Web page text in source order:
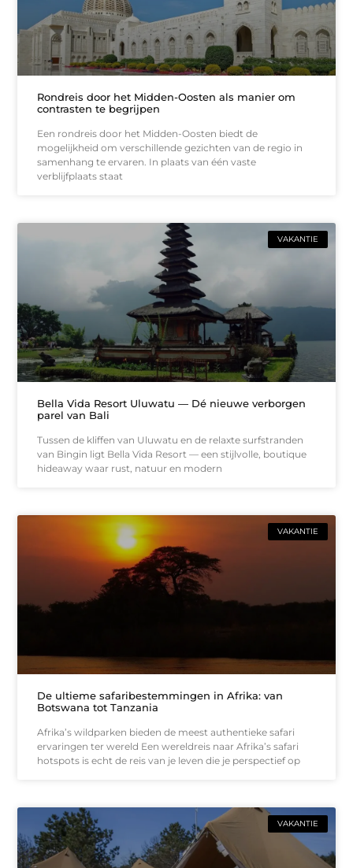
Rondreis door het Midden-Oosten als manier om
contrasten te begrijpen
Een rondreis door het Midden-Oosten biedt de
mogelijkheid om verschillende gezichten van de regio in
samenhang te ervaren. In plaats van één vaste
verblijfplaats staat
VAKANTIE
Bella Vida Resort Uluwatu — Dé nieuwe verborgen
parel van Bali
Tussen de kliffen van Uluwatu en de relaxte surfstranden
van Bingin ligt Bella Vida Resort — een stijlvolle, boutique
hideaway waar rust, natuur en modern
VAKANTIE
De ultieme safaribestemmingen in Afrika: van
Botswana tot Tanzania
Afrika’s wildparken bieden de meest authentieke safari
ervaringen ter wereld Een wereldreis naar Afrika’s safari
hotspots is echt de reis van je leven die je perspectief op
VAKANTIE